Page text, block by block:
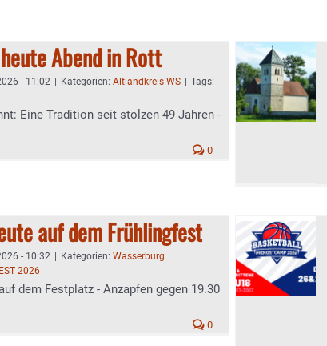
Abend in Rott
- 11:02 Kategorien: Altlandkreis WS
Tags:
Eine Tradition seit stolzen 49 Jahren -
0
auf dem Frühlingfest
- 10:32 Kategorien: Wasserburg
2026
dem Festplatz - Anzapfen gegen 19.30
0